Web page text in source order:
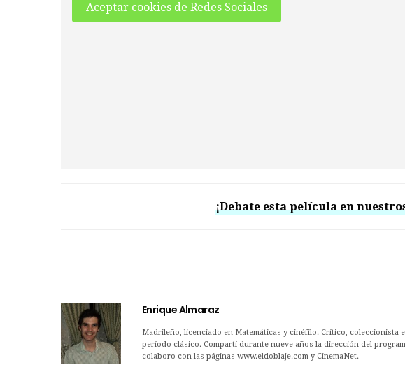
Aceptar cookies de Redes Sociales
¡Debate esta película en
Enrique Almaraz
Madrileño, licenciado en Matemáticas y cinéfilo. Crítico, coleccionista
período clásico. Compartí durante nueve años la dirección del
colaboro con las páginas www.eldoblaje.com y CinemaNet.